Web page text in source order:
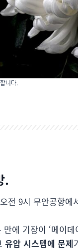
니다.
.
전 9시 무안공항
에 기장이 ‘메이
유압 시스템에 문제